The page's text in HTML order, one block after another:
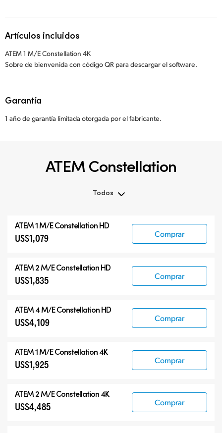
Artículos incluidos
ATEM 1 M/E Constellation 4K
Sobre de bienvenida con código QR para descargar el software.
Garantía
1 año de garantía limitada otorgada por el fabricante.
ATEM Constellation
Todos
ATEM 1 M/E Constellation HD
US$1,079 Comprar
ATEM 2 M/E Constellation HD
US$1,835 Comprar
ATEM 4 M/E Constellation HD
US$4,109 Comprar
ATEM 1 M/E Constellation 4K
US$1,925 Comprar
ATEM 2 M/E Constellation 4K
US$4,485 Comprar